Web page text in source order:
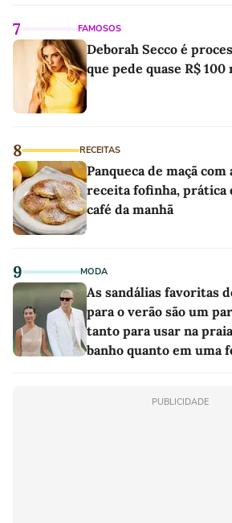
7 FAMOSOS
Deborah Secco é
que pede quase R$
8 RECEITAS
Panqueca de maçã
receita fofinha, prática
café da manhã
9 MODA
As sandálias favoritas
para o verão são um
tanto para usar na
banho quanto em uma
PUBLICIDADE